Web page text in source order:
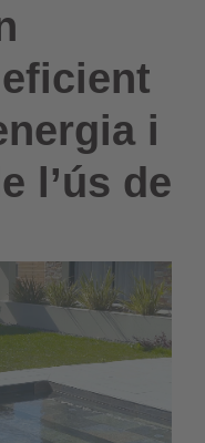
eficient
i
l’ús de